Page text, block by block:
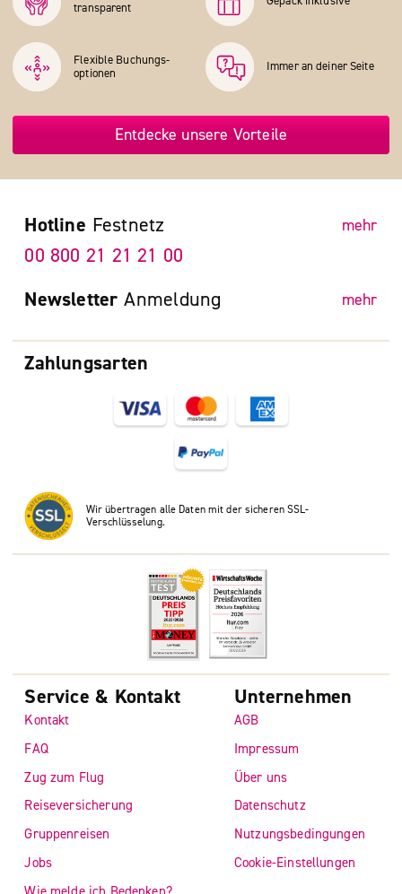
transparent
Flexible Buchungs­
optionen
Immer an deiner Seite
Entdecke unsere Vorteile
Zahlungsarten
Wir übertragen alle Daten mit der sicheren SSL-
Verschlüsselung.
Hotline Festnetz mehr
00 800 21 21 21 00
Newsletter Anmeldung mehr
Service & Kontakt
Kontakt
FAQ
Zug zum Flug
Reiseversicherung
Gruppenreisen
Jobs
Unternehmen
AGB
Impressum
Über uns
Datenschutz
Nutzungsbedingungen
Cookie-Einstellungen